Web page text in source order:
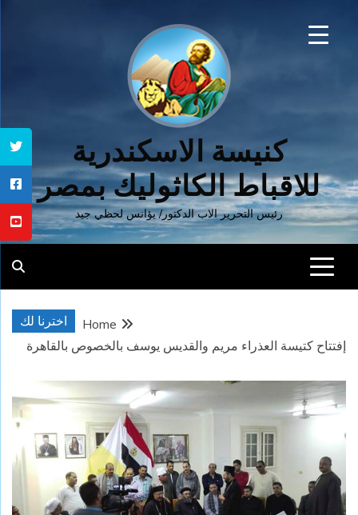
كنيسة الاسكندرية
للاقباط الكاثوليك بمصر
رئيس التحرير الاب الدكتور/ يؤانس لحظي جيد
اخترنا لك
Home
إفتتاح كتيسة العذراء مريم والقديس يوسف بالخصوص بالقاهرة